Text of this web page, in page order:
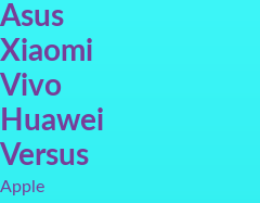
Asus
Xiaomi
Vivo
Huawei
Versus
Apple